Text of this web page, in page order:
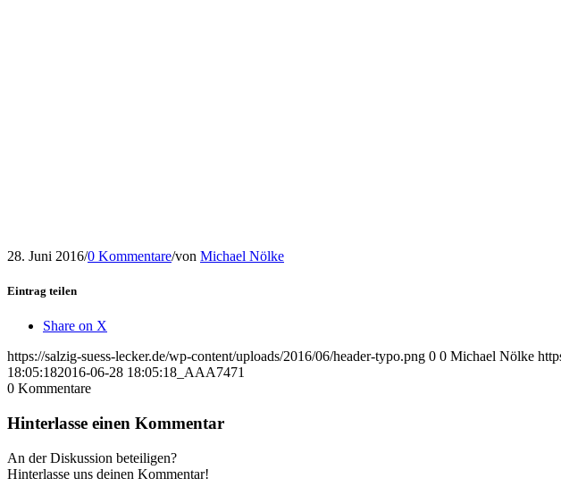
28. Juni 2016/0 Kommentare/von Michael Nölke
Eintrag teilen
Share on X
https://salzig-suess-lecker.de/wp-content/uploads/2016/06/header-typo.png 0 0 Michael Nölke
18:05:182016-06-28 18:05:18 _AAA7471
0 Kommentare
Hinterlasse einen Kommentar
An der Diskussion beteiligen?
Hinterlasse uns deinen Kommentar!